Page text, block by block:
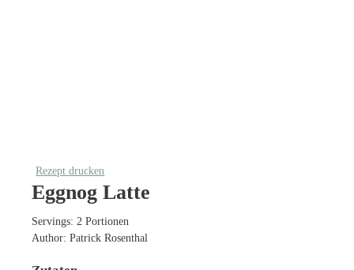
Rezept drucken
Eggnog Latte
Servings: 2 Portionen
Author:Patrick Rosenthal